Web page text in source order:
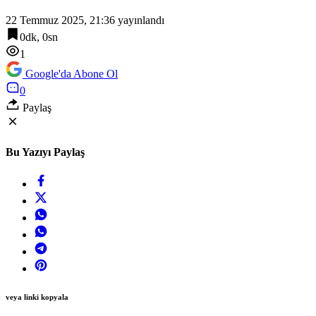
Gebze’de Başkan Büyükgöz YKS şampiyonlarını ağırladı
22 Temmuz 2025, 21:36 yayınlandı
0dk, 0sn
1
Google'da Abone Ol
0
Paylaş
Bu Yazıyı Paylaş
veya linki kopyala